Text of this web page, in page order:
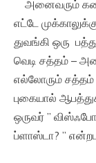
அனைவரும்
எட்டே
துவங்கி ஒரு
வெடி சத்தம் –
எல்லோரும் சத்தம்
புகையால்
ஒருவர் ”
ப்ளாஸ்டா? ”